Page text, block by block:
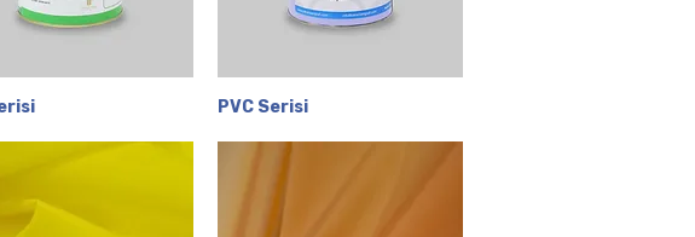
Hızlı Bakış Hızlı Bakış
PVC Serisi